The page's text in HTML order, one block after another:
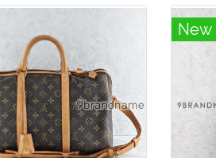
New